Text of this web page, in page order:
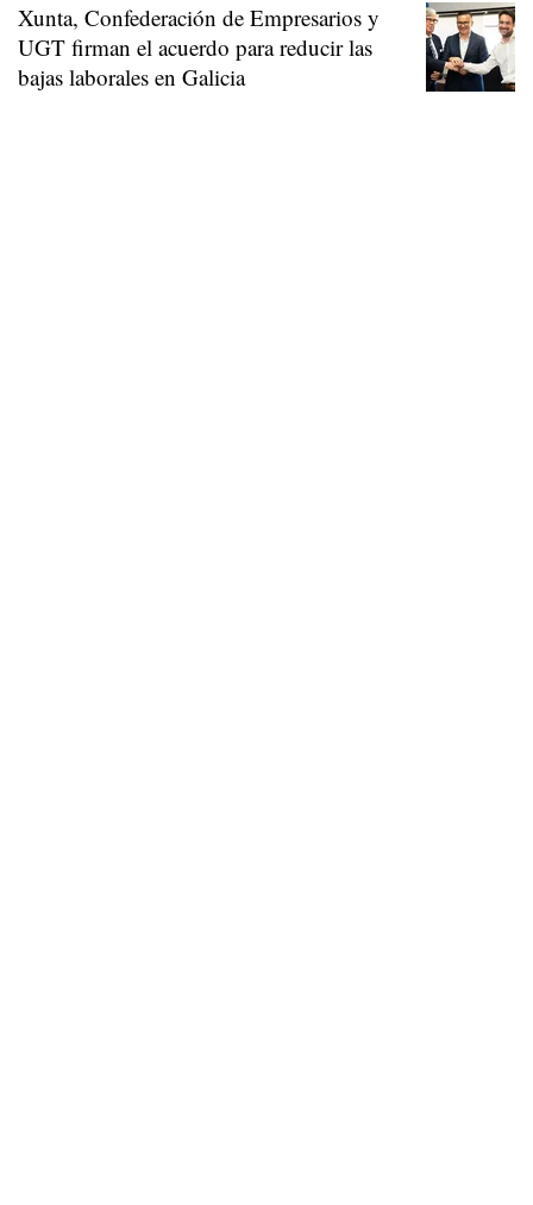
Xunta, Confederación de Empresarios y
UGT firman el acuerdo para reducir las
bajas laborales en Galicia